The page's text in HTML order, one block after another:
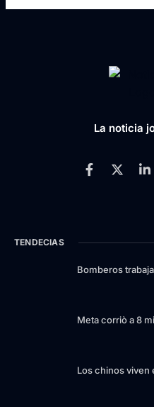
La noticia
TENDECIAS
Bomberos
Meta corriò a 8
Los chinos viven